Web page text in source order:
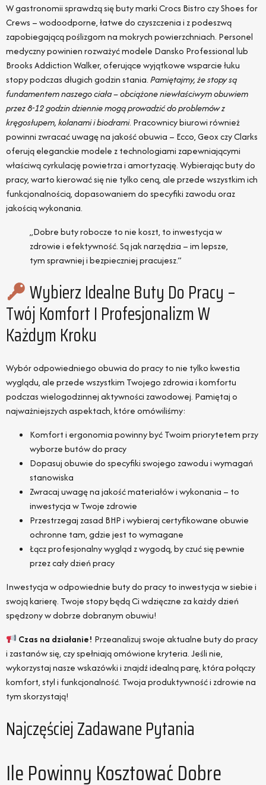
W gastronomii sprawdzą się buty marki Crocs Bistro czy Shoes for
Crews – wodoodporne, łatwe do czyszczenia i z podeszwą
zapobiegającą poślizgom na mokrych powierzchniach. Personel
medyczny powinien rozważyć modele Dansko Professional lub
Brooks Addiction Walker, oferujące wyjątkowe wsparcie łuku
stopy podczas długich godzin stania.Pamiętajmy, że stopy są
fundamentem naszego ciała – obciążone niewłaściwym obuwiem
przez 8-12 godzin dziennie mogą prowadzić do problemów z
kręgosłupem, kolanami i biodrami. Pracownicy biurowi również
powinni zwracać uwagę na jakość obuwia – Ecco, Geox czy Clarks
oferują eleganckie modele z technologiami zapewniającymi
właściwą cyrkulację powietrza i amortyzację. Wybierając buty do
pracy, warto kierować się nie tylko ceną, ale przede wszystkim ich
funkcjonalnością, dopasowaniem do specyfiki zawodu oraz
jakością wykonania.
„Dobre buty robocze to nie koszt, to inwestycja w
zdrowie i efektywność. Są jak narzędzia – im lepsze,
tym sprawniej i bezpieczniej pracujesz.”
Wybierz Idealne Buty Do Pracy –
Twój Komfort I Profesjonalizm W
Każdym Kroku
Wybór odpowiedniego obuwia do pracy to nie tylko kwestia
wyglądu, ale przede wszystkim Twojego zdrowia i komfortu
podczas wielogodzinnej aktywności zawodowej. Pamiętaj o
najważniejszych aspektach, które omówiliśmy:
Komfort i ergonomia powinny być Twoim priorytetem przy
wyborze butów do pracy
Dopasuj obuwie do specyfiki swojego zawodu i wymagań
stanowiska
Zwracaj uwagę na jakość materiałów i wykonania – to
inwestycja w Twoje zdrowie
Przestrzegaj zasad BHP i wybieraj certyfikowane obuwie
ochronne tam, gdzie jest to wymagane
Łącz profesjonalny wygląd z wygodą, by czuć się pewnie
przez cały dzień pracy
Inwestycja w odpowiednie buty do pracy to inwestycja w siebie i
swoją karierę. Twoje stopy będą Ci wdzięczne za każdy dzień
spędzony w dobrze dobranym obuwiu!
Czas na działanie! Przeanalizuj swoje aktualne buty do pracy
i zastanów się, czy spełniają omówione kryteria. Jeśli nie,
wykorzystaj nasze wskazówki i znajdź idealną parę, która połączy
komfort, styl i funkcjonalność. Twoja produktywność i zdrowie na
tym skorzystają!
Najczęściej Zadawane Pytania
Ile Powinny Kosztować Dobre